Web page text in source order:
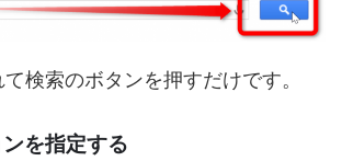
検索のボタンを押すだけです。
を指定する